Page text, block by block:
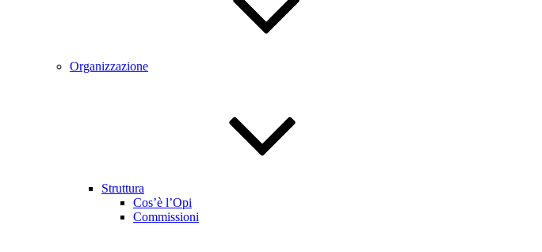
Organizzazione
Struttura
Cos’è l’Opi
Commissioni